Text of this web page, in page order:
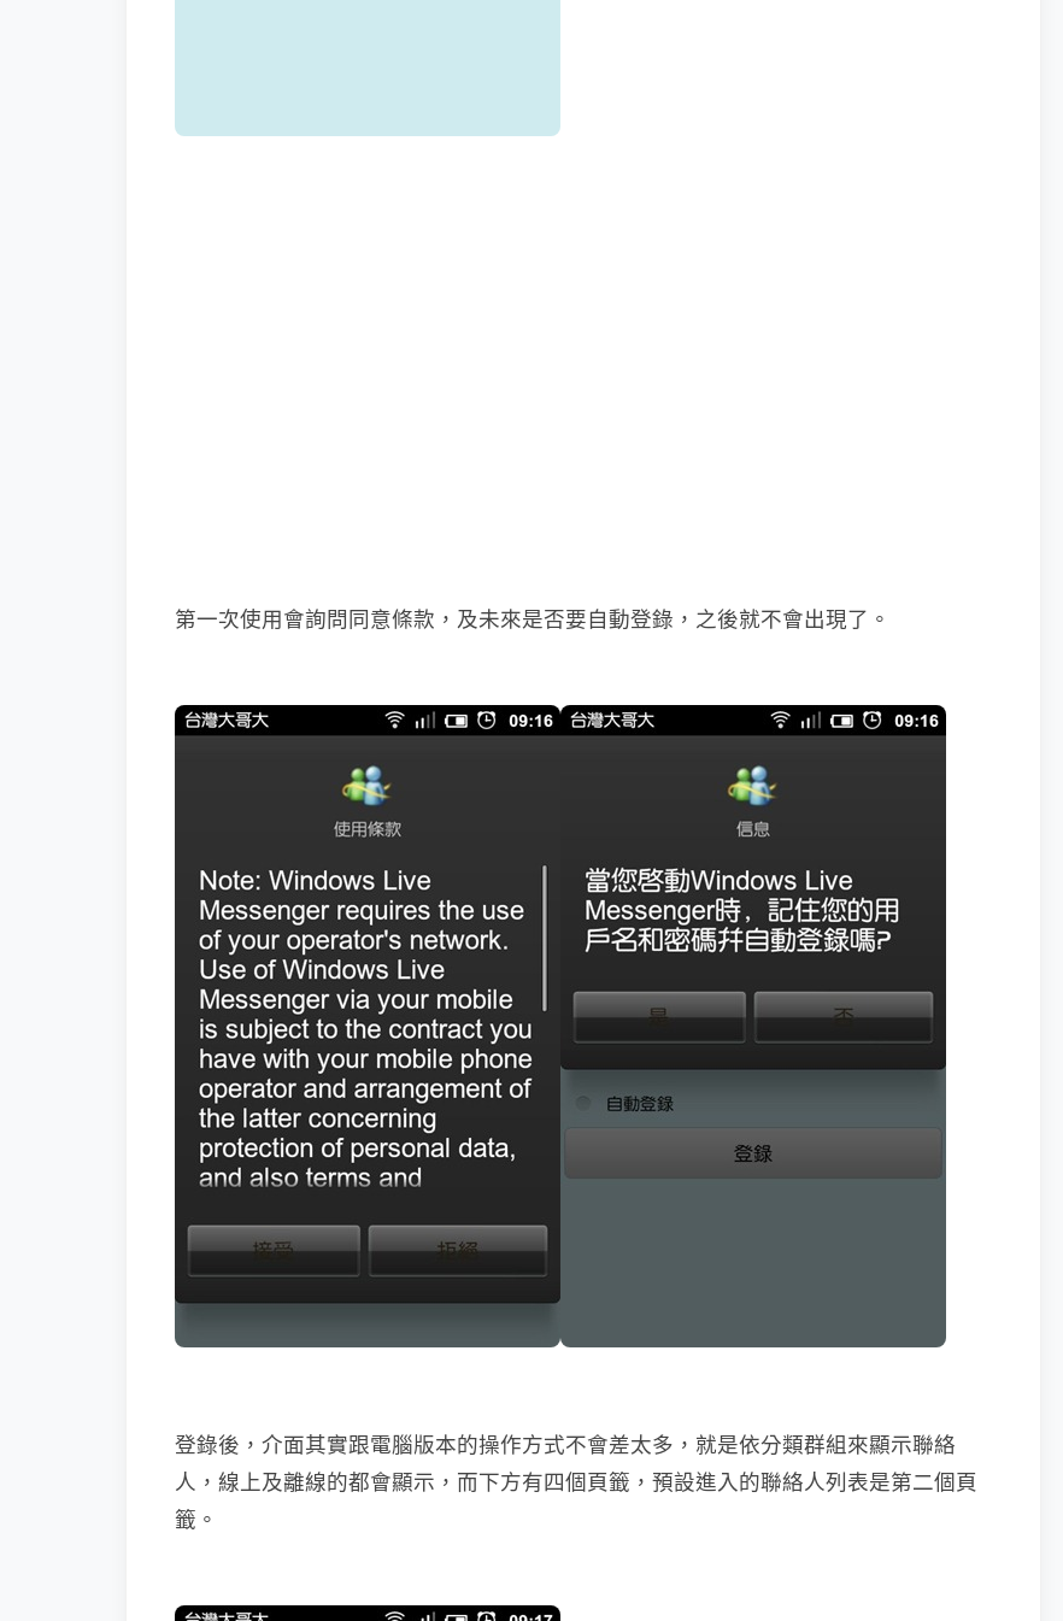
第一次使用會詢問同意條款，及未來是否要自動登錄，之後就不會出現了。
登錄後，介面其實跟電腦版本的操作方式不會差太多，就是依分類群組來顯示聯絡
人，線上及離線的都會顯示，而下方有四個頁籤，預設進入的聯絡人列表是第二個頁
籤。